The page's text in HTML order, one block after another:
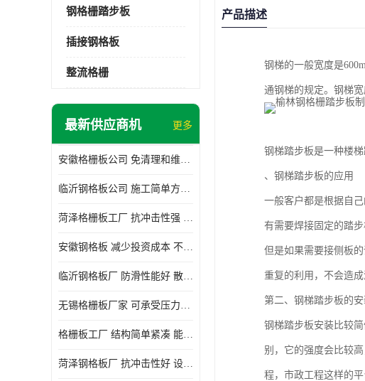
钢格栅踏步板
插接钢格板
整流格栅
最新供应商机 更多
安徽格栅板公司 免清理和维护 安装需要人工少
临沂钢格板公司 施工简单方便 通风好 减少风阻
菏泽格栅板工厂 抗冲击性强 安装需要人工少
安徽钢格板 减少投资成本 不用清洗和维护
临沂钢格板厂 防滑性能好 散热防爆效果好
无锡格栅板厂家 可承受压力强 安装需要人工少
格栅板工厂 结构简单紧凑 能减少风力破坏
菏泽钢格板厂 抗冲击性好 设计规范 通风透光
产品描述
钢梯的一般宽度是
通钢梯的规定。钢梯宽
钢梯踏步板是一种楼
、钢梯踏步板的应用
一般客户都是根据自
有需要焊接固定的踏
但是如果需要接侧板
重复的利用，不会造成
第二、钢梯踏步板的
钢梯踏步板安装比较
别，它的强度会比较
程，市政工程这样的